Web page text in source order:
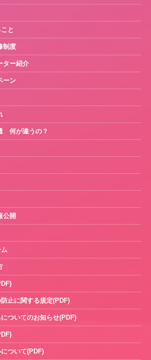
と
制度
ター紹介
ーン
何が違うの？
公開
止に関する規定(PDF)
ついてのお知らせ(PDF)
ついて(PDF)